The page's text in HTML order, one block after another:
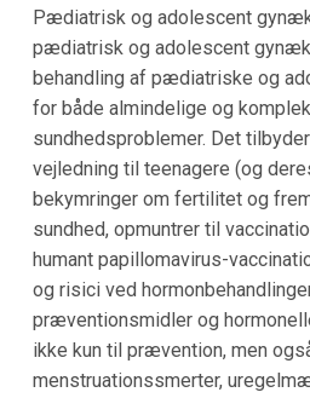
Pædiatrisk og adolescent
pædiatrisk og adolescent
behandling af pædiatriske og
for både almindelige og
sundhedsproblemer. Det
vejledning til teenagere (og
bekymringer om fertilitet og
sundhed, opmuntrer til
humant papillomavirus-
og risici ved
præventionsmidler og
ikke kun til prævention, men
menstruationssmerter,